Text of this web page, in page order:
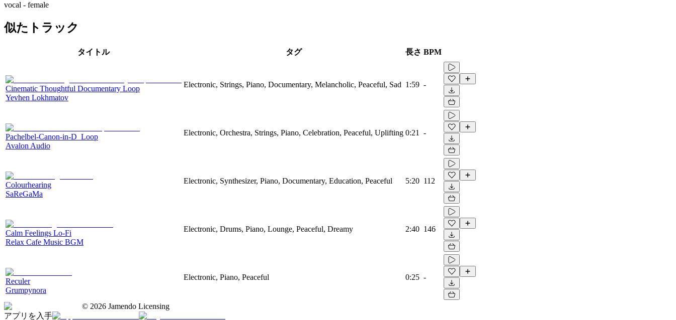
vocal - female
似たトラック
タイトル タグ 長さ BPM
Cinematic Thoughtful Documentary Loop
Yevhen Lokhmatov
Electronic, Strings, Piano, Documentary, Melancholic, Peaceful, Sad 1:59 -
Pachelbel-Canon-in-D_Loop
Avalon Audio
Electronic, Orchestra, Strings, Piano, Celebration, Peaceful, Uplifting 0:21 -
Colourhearing
SaReGaMa
Electronic, Synthesizer, Piano, Documentary, Education, Peaceful 5:20 112
Calm Feelings Lo-Fi
Relax Cafe Music BGM
Electronic, Drums, Piano, Lounge, Peaceful, Dreamy 2:40 146
Reculer
Grumpynora
Electronic, Piano, Peaceful 0:25 -
© 2026 Jamendo Licensing
アプリを入手